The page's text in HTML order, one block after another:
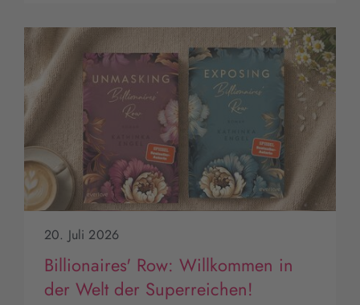
20. Juli 2026
Billionaires' Row: Willkommen in
der Welt der Superreichen!